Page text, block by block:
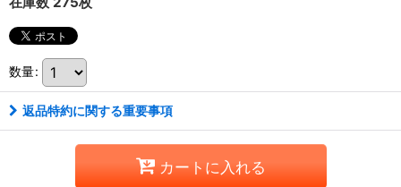
数量:
返品特約に関する重要事項
カートに入れる